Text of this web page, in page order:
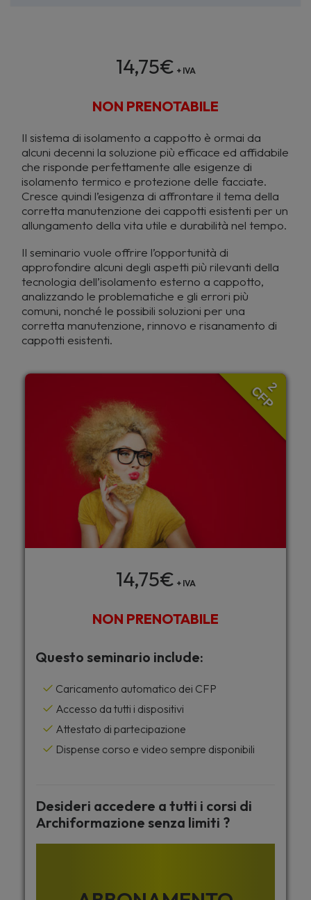
14,75€ + IVA
NON PRENOTABILE
Il sistema di isolamento a cappotto è ormai da
alcuni decenni la soluzione più efficace ed affidabile
che risponde perfettamente alle esigenze di
isolamento termico e protezione delle facciate.
Cresce quindi l’esigenza di affrontare il tema della
corretta manutenzione dei cappotti esistenti per un
allungamento della vita utile e durabilità nel tempo.
Il seminario vuole offrire l’opportunità di
approfondire alcuni degli aspetti più rilevanti della
tecnologia dell’isolamento esterno a cappotto,
analizzando le problematiche e gli errori più
comuni, nonché le possibili soluzioni per una
corretta manutenzione, rinnovo e risanamento di
cappotti esistenti.
2
CFP
14,75€ + IVA
NON PRENOTABILE
Questo seminario include:
Caricamento automatico dei CFP
Accesso da tutti i dispositivi
Attestato di partecipazione
Dispense corso e video sempre disponibili
Desideri accedere a tutti i corsi di
Archiformazione senza limiti ?